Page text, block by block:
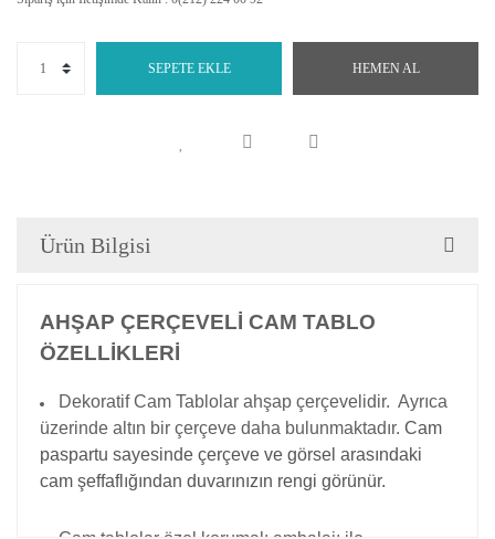
SEPETE EKLE HEMEN AL
Ürün Bilgisi
AHŞAP ÇERÇEVELİ CAM TABLO
ÖZELLİKLERİ
Dekoratif Cam Tablolar ahşap çerçevelidir. Ayrıca
üzerinde altın bir çerçeve daha bulunmaktadır. Cam
paspartu sayesinde çerçeve ve görsel arasındaki
cam şeffaflığından duvarınızın rengi görünür.